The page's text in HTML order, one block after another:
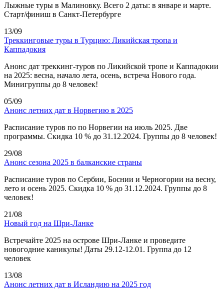
Лыжные туры в Малиновку. Всего 2 даты: в январе и марте.
Старт/финиш в Санкт-Петербурге
13/09
Треккинговые туры в Турцию: Ликийская тропа и
Каппадокия
Анонс дат треккинг-туров по Ликийской тропе и Каппадокии
на 2025: весна, начало лета, осень, встреча Нового года.
Минигруппы до 8 человек!
05/09
Анонс летних дат в Норвегию в 2025
Расписание туров по по Норвегии на июль 2025. Две
программы. Скидка 10 % до 31.12.2024. Группы до 8 человек!
29/08
Анонс сезона 2025 в балканские страны
Расписание туров по Сербии, Боснии и Черногории на весну,
лето и осень 2025. Скидка 10 % до 31.12.2024. Группы до 8
человек!
21/08
Новый год на Шри-Ланке
Встречайте 2025 на острове Шри-Ланке и проведите
новогодние каникулы! Даты 29.12-12.01. Группа до 12
человек
13/08
Анонс летних дат в Исландию на 2025 год